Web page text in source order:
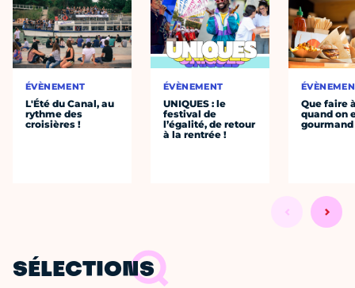
ÉVÈNEMENT
L'Été du Canal, au
rythme des
croisières !
ÉVÈNEMENT
UNIQUES : le
festival de
l’égalité, de retour
à la rentrée !
Que faire
quand on
gourmand
SÉLECTIONS